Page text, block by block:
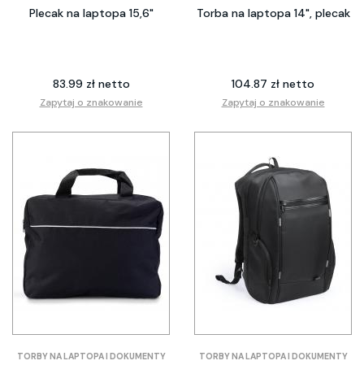
Plecak na laptopa 15,6"
83.99 zł netto
Zapytaj o znakowanie
Torba na laptopa 14", plecak
104.87 zł netto
Zapytaj o znakowanie
TORBY NA LAPTOPA I DOKUMENTY TORBY NA LAPTOPA I DOKUMENTY